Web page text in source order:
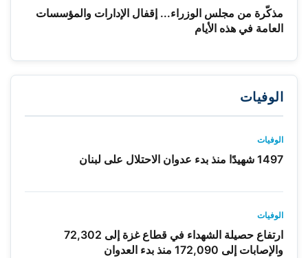
مذكّرة من مجلس الوزراء... إقفال الإدارات والمؤسسات
العامة في هذه الأيام
الوفيات
الوفيات
1497 شهيدًا منذ بدء عدوان الاحتلال على لبنان
الوفيات
ارتفاع حصيلة الشهداء في قطاع غزة إلى 72,302
والإصابات إلى 172,090 منذ بدء العدوان